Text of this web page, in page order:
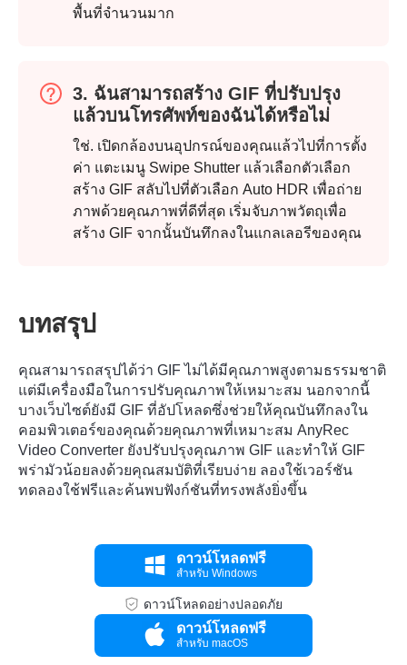
ขั้นตอนที่
ขั้นตอนที่
พื้นที่จำนวนมาก
3. ฉันสามารถสร้าง GIF ที่ปรับปรุง
แล้วบนโทรศัพท์ของฉันได้หรือไม่
ใช่. เปิดกล้องบนอุปกรณ์ของคุณแล้วไปที่การตั้ง
ค่า แตะเมนู Swipe Shutter แล้วเลือกตัวเลือก
สร้าง GIF สลับไปที่ตัวเลือก Auto HDR เพื่อถ่าย
ภาพด้วยคุณภาพที่ดีที่สุด เริ่มจับภาพวัตถุเพื่อ
สร้าง GIF จากนั้นบันทึกลงในแกลเลอรีของคุณ
บทสรุป
คุณสามารถสรุปได้ว่า GIF ไม่ได้มีคุณภาพสูงตามธรรมชาติ
แต่มีเครื่องมือในการปรับคุณภาพให้เหมาะสม นอกจากนี้
บางเว็บไซต์ยังมี GIF ที่อัปโหลดซึ่งช่วยให้คุณบันทึกลงใน
คอมพิวเตอร์ของคุณด้วยคุณภาพที่เหมาะสม AnyRec
Video Converter ยังปรับปรุงคุณภาพ GIF และทำให้ GIF
พร่ามัวน้อยลงด้วยคุณสมบัติที่เรียบง่าย ลองใช้เวอร์ชัน
ทดลองใช้ฟรีและค้นพบฟังก์ชันที่ทรงพลังยิ่งขึ้น
ดาวน์โหลดฟรี
สำหรับ Windows
ดาวน์โหลดอย่างปลอดภัย
ดาวน์โหลดฟรี
สำหรับ macOS